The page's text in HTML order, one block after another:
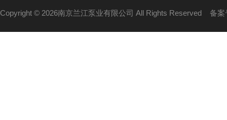
Copyright © 2026南京兰江泵业有限公司 All Rights Reserved 备案